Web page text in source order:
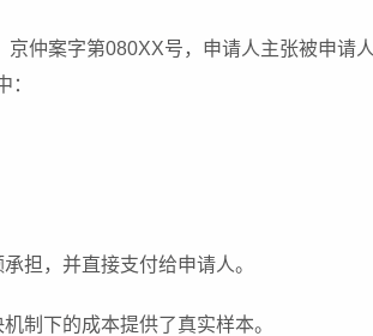
仲案字第080XX号，申请人主张被申请
：
担，并直接支付给申请人。
制下的成本提供了真实样本。